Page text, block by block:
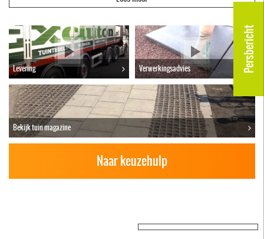
Persbericht
Levering Verwerkingsadvies
Bekijk tuin magazine
Naar keuzehulp